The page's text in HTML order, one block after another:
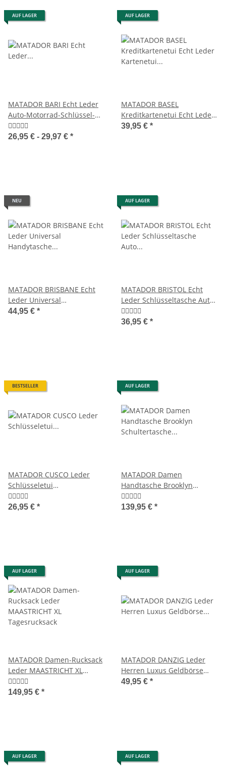
AUF LAGER
MATADOR BARI Echt Leder
Auto-Motorrad-Schlüssel-
Tasche-Etui
26,95 € - 29,97 € *
AUF LAGER
MATADOR BASEL
Kreditkartenetui Echt Leder
Kartenetui Münzfach RFID
39,95 € *
NEU
MATADOR BRISBANE Echt
Leder Universal
Handytasche Vertikal 6.9
44,95 € *
AUF LAGER
MATADOR BRISTOL Echt
Leder Schlüsseltasche Auto
Motorrad RFID
36,95 € *
BESTSELLER
MATADOR CUSCO Leder
Schlüsseletui
Schlüsseltasche 2
Schlüsselringe
26,95 € *
AUF LAGER
MATADOR Damen
Handtasche Brooklyn
Schultertasche
Henkeltasche Braun
139,95 € *
AUF LAGER
MATADOR Damen-Rucksack
Leder MAASTRICHT XL
Tagesrucksack
149,95 € *
AUF LAGER
MATADOR DANZIG Leder
Herren Luxus Geldbörse
Brieftasche RFID TüV
49,95 € *
AUF LAGER AUF LAGER